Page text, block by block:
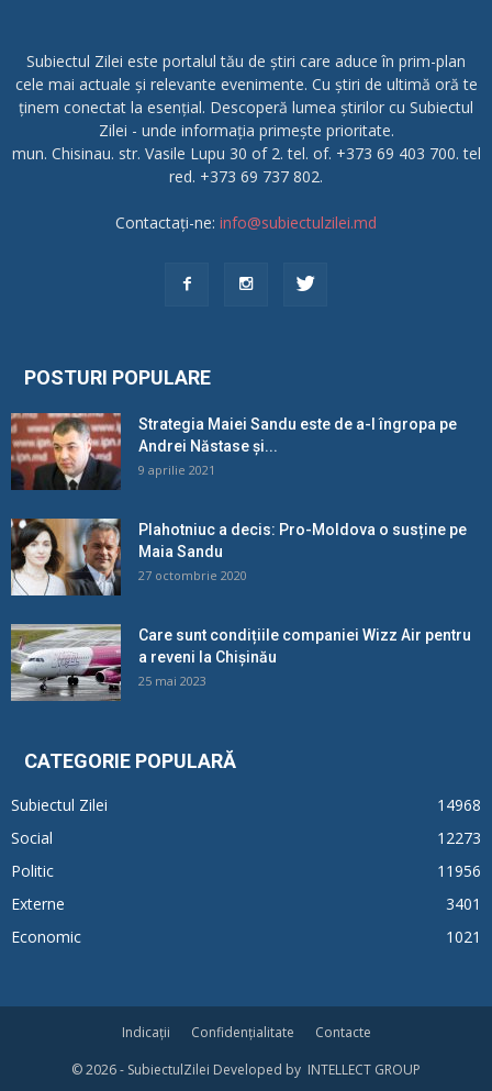
Subiectul Zilei este portalul tău de știri care aduce în prim-plan
cele mai actuale și relevante evenimente. Cu știri de ultimă oră te
ținem conectat la esențial. Descoperă lumea știrilor cu Subiectul
Zilei - unde informația primește prioritate.
mun. Chisinau. str. Vasile Lupu 30 of 2. tel. of. +373 69 403 700. tel
red. +373 69 737 802.
Contactați-ne: info@subiectulzilei.md
POSTURI POPULARE
Strategia Maiei Sandu este de a-l îngropa pe
Andrei Năstase și...
9 aprilie 2021
Plahotniuc a decis: Pro-Moldova o susține pe
Maia Sandu
27 octombrie 2020
Care sunt condițiile companiei Wizz Air pentru
a reveni la Chișinău
25 mai 2023
CATEGORIE POPULARĂ
Subiectul Zilei
14968
Social
12273
Politic
11956
Externe
3401
Economic
1021
Indicații Confidențialitate
Contacte
© 2026 - SubiectulZilei Developed by INTELLECT GROUP